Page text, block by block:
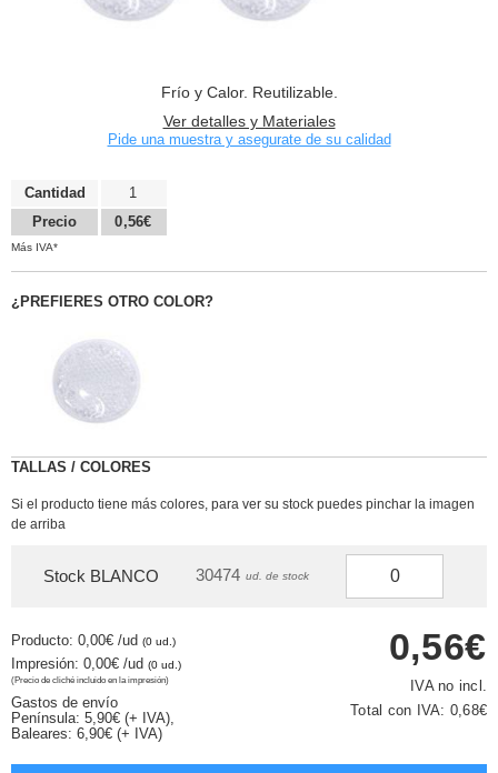
Frío y Calor. Reutilizable.
Ver detalles y Materiales
Pide una muestra y asegurate de su calidad
Cantidad
Precio
1
0,56€
Más IVA*
¿PREFIERES OTRO COLOR?
TALLAS / COLORES
Si el producto tiene más colores, para ver su stock puedes pinchar la imagen
de arriba
Stock BLANCO 30474 ud. de stock
Producto: 0,00€ /ud (0 ud.)
Impresión: 0,00€ /ud (0 ud.)
(Precio de cliché incluido en la impresión)
Gastos de envío
Península: 5,90€ (+ IVA),
Baleares: 6,90€ (+ IVA)
0,56€
IVA no incl.
Total con IVA: 0,68€